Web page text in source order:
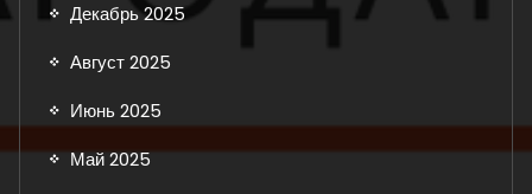
Декабрь 2025
Август 2025
Июнь 2025
Май 2025